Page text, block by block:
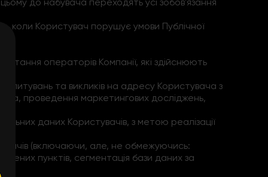
коли Користувач порушує умови Публічної
операторів Компанії, які здійснюють
та викликів на адресу Користувача з
проведення маркетингових досліджень,
даних Користувачів, з метою реалізації
(включаючи, але, не обмежуючись:
пунктів, сегментація бази даних за